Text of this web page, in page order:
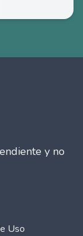
y no
Uso